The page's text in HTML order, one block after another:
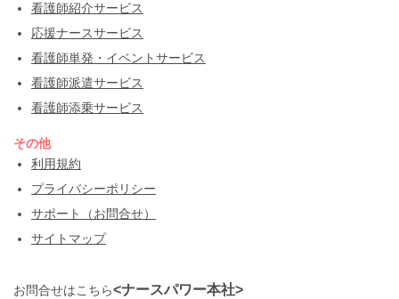
看護師紹介サービス
応援ナースサービス
看護師単発・イベントサービス
看護師派遣サービス
看護師添乗サービス
その他
利用規約
プライバシーポリシー
サポート（お問合せ）
サイトマップ
お問合せはこちら<ナースパワー本社>